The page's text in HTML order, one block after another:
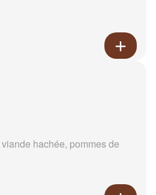
hachée, pommes de